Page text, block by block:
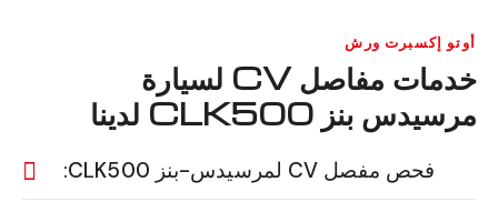
أوتو إكسبرت ورش
خدمات مفاصل CV لسيارة
مرسيدس بنز CLK500 لدينا
فحص مفصل CV لمرسيدس-بنز CLK500: